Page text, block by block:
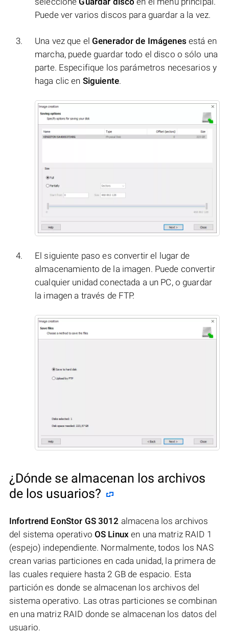
Puede ver varios discos para guardar a la vez.
Una vez que el Generador de Imágenes está en
marcha, puede guardar todo el disco o sólo una
parte. Especifique los parámetros necesarios y
haga clic en Siguiente.
El siguiente paso es convertir el lugar de
almacenamiento de la imagen. Puede convertir
cualquier unidad conectada a un PC, o guardar
la imagen a través de FTP.
¿Dónde se almacenan los archivos
de los usuarios?
Infortrend EonStor GS 3012 almacena los archivos
del sistema operativo OS Linux en una matriz RAID 1
(espejo) independiente. Normalmente, todos los NAS
crean varias particiones en cada unidad, la primera de
las cuales requiere hasta 2 GB de espacio. Esta
partición es donde se almacenan los archivos del
sistema operativo. Las otras particiones se combinan
en una matriz RAID donde se almacenan los datos del
usuario.